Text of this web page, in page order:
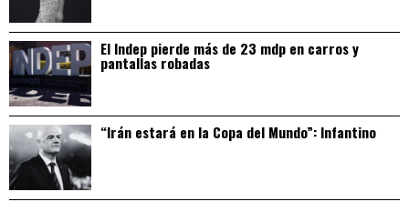
El Indep pierde más de 23 mdp en carros y
pantallas robadas
“Irán estará en la Copa del Mundo”: Infantino